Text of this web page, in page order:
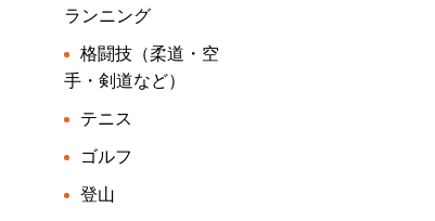
ランニング
格闘技（柔道・空
手・剣道など）
テニス
ゴルフ
登山